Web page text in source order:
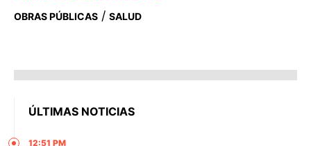
OBRAS PÚBLICAS / SALUD
ÚLTIMAS NOTICIAS
12:51 PM